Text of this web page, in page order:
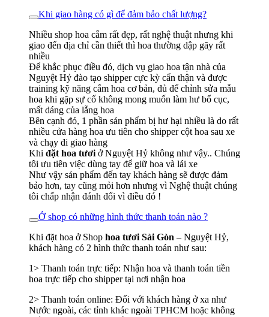
Khi giao hàng có gì để đảm bảo chất lượng?
Nhiều shop hoa cắm rất đẹp, rất nghệ thuật nhưng khi
giao đến địa chỉ cần thiết thì hoa thường dập gãy rất
nhiều
Để khắc phục điều đó, dịch vụ giao hoa tận nhà của
Nguyệt Hỷ đào tạo shipper cực kỳ cẩn thận và được
training kỹ năng cắm hoa cơ bản, đủ để chỉnh sửa mẫu
hoa khi gặp sự cố không mong muốn làm hư bố cục,
mất dáng của lẵng hoa
Bên cạnh đó, 1 phần sản phẩm bị hư hại nhiều là do rất
nhiều cửa hàng hoa ưu tiên cho shipper cột hoa sau xe
và chạy đi giao hàng
Khi đặt hoa tươi ở Nguyệt Hỷ không như vậy.. Chúng
tôi ưu tiên việc dùng tay để giữ hoa và lái xe
Như vậy sản phẩm đến tay khách hàng sẽ được đảm
bảo hơn, tay cũng mỏi hơn nhưng vì Nghệ thuật chúng
tôi chấp nhận đánh đổi vì điều đó !
Ở shop có những hình thức thanh toán nào ?
Khi đặt hoa ở Shop hoa tươi Sài Gòn – Nguyệt Hỷ,
khách hàng có 2 hình thức thanh toán như sau:
1> Thanh toán trực tiếp: Nhận hoa và thanh toán tiền
hoa trực tiếp cho shipper tại nơi nhận hoa
2> Thanh toán online: Đối với khách hàng ở xa như
Nước ngoài, các tỉnh khác ngoài TPHCM hoặc không